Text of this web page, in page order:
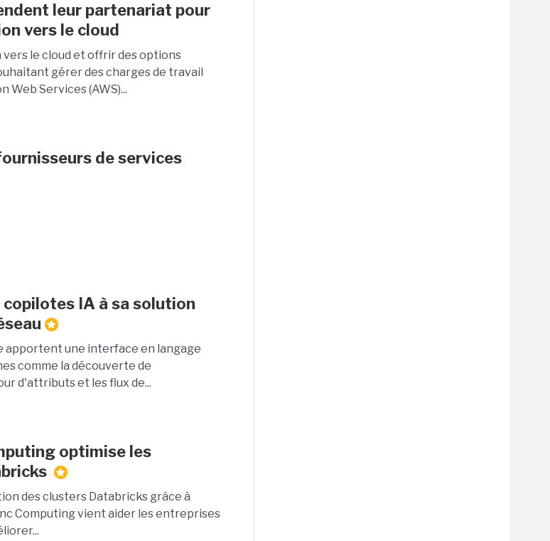
leur partenariat pour
vers le cloud
le cloud et offrir des options
gérer des charges de travail
Web Services (AWS)...
de services
IA à sa solution
apportent une interface en langage
comme la découverte de
d'attributs et les flux de...
optimise les
des clusters Databricks grâce à
Computing vient aider les entreprises